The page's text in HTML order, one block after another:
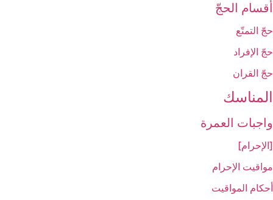
أقسام الحجّ‏
حجّ التمتّع‏
حجّ الإفراد
حجّ القران‏
المناسك‏
واجبات العمرة
[الإحرام‏]
مواقيت الإحرام‏
أحكام المواقيت‏